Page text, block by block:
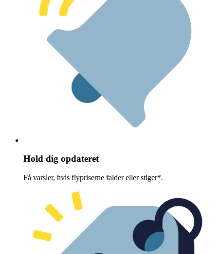
Hold dig opdateret
Få varsler, hvis flypriserne falder eller stiger*.